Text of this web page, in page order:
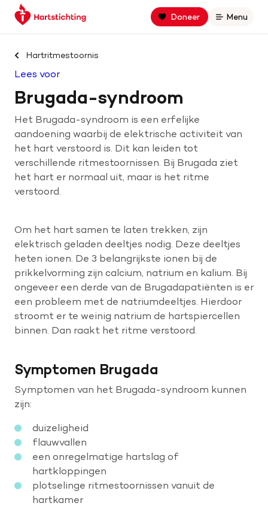
Spring
naar
Spring
naar
navigatie
Keer
terug
de
homepage
Doneer
Open
Menu
Zoek binnen hartstichting.nl
Zoeken
Hart- en vaatziekten
Oorzaken
Help mee met geld
Help mee met tijd
Doneer
Hartritmestoornis
Lees voor
Brugada-syndroom
Het Brugada-syndroom is een erfelijke
aandoening waarbij de elektrische activiteit van
het hart verstoord is. Dit kan leiden tot
verschillende ritmestoornissen. Bij Brugada ziet
het hart er normaal uit, maar is het ritme
verstoord.
Om het hart samen te laten trekken, zijn
elektrisch geladen deeltjes nodig. Deze deeltjes
heten ionen. De 3 belangrijkste ionen bij de
prikkelvorming zijn calcium, natrium en kalium. Bij
ongeveer een derde van de Brugadapatiënten is er
een probleem met de natriumdeeltjes. Hierdoor
stroomt er te weinig natrium de hartspiercellen
binnen. Dan raakt het ritme verstoord.
Symptomen Brugada
Symptomen van het Brugada-syndroom kunnen
zijn:
duizeligheid
flauwvallen
een onregelmatige hartslag of
hartkloppingen
plotselinge ritmestoornissen vanuit de
hartkamer